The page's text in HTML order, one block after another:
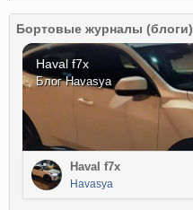
Бортовые журналы (блоги)
Haval f7x
БлогHavasya
Haval f7x
Havasya